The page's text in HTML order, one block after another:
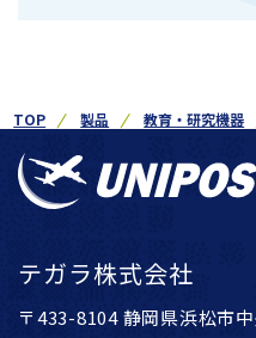
TOP 製品 教育・研究機器
テガラ株式会社
〒433-8104 静岡県浜松市